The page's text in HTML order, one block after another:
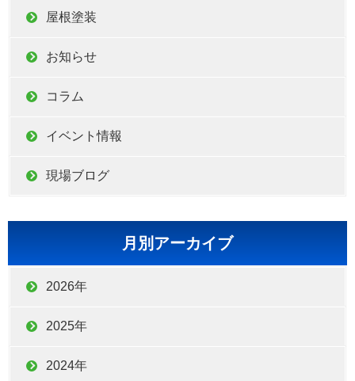
屋根塗装
お知らせ
コラム
イベント情報
現場ブログ
月別アーカイブ
2026年
2025年
2024年